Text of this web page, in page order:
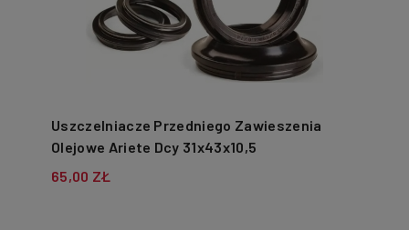
Uszczelniacze Przedniego Zawieszenia
Olejowe Ariete Dcy 31x43x10,5
65,00 ZŁ